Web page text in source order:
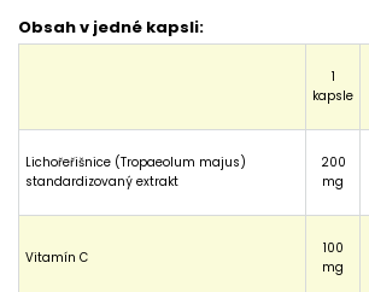
Obsah v jedné kapsli:
1
kapsle
Lichořeřišnice (Tropaeolum majus)
standardizovaný extrakt
200
mg
Vitamín C
100
mg